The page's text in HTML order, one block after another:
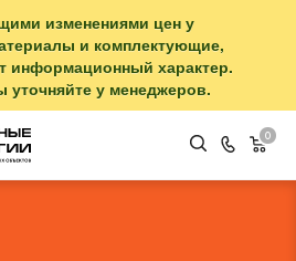
изменениями цен у
и комплектующие,
информационный характер.
уточняйте у менеджеров.
0